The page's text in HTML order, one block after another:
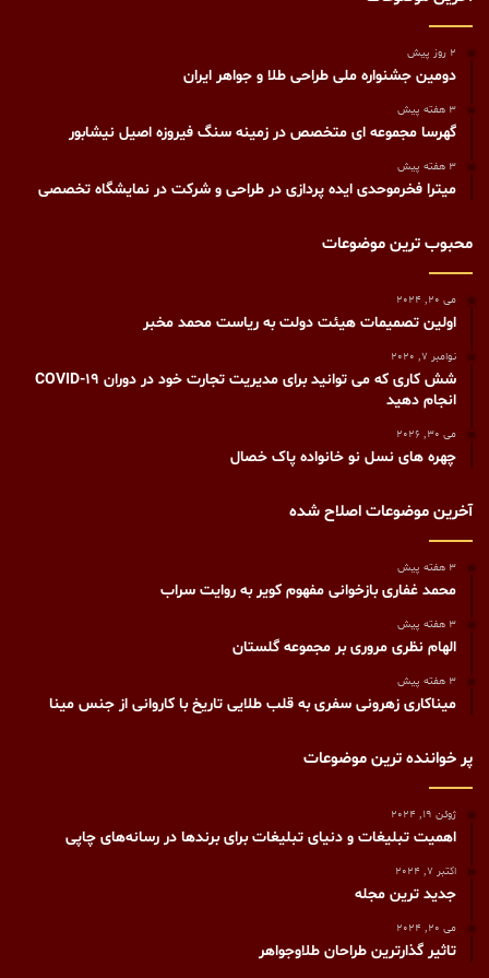
2 روز پیش
دومین جشنواره ملی طراحی طلا و جواهر ایران
3 هفته پیش
گهرسا مجموعه ای متخصص در زمینه سنگ فیروزه اصیل نیشابور
3 هفته پیش
میترا فخرموحدی ایده پردازی در طراحی و شرکت در نمایشگاه تخصصی
محبوب ترین موضوعات
می 20, 2024
اولین تصمیمات هیئت دولت به ریاست محمد مخبر
نوامبر 7, 2020
شش کاری که می توانید برای مدیریت تجارت خود در دوران COVID-19
انجام دهید
می 30, 2026
چهره های نسل نو خانواده پاک خصال
آخرین موضوعات اصلاح شده
3 هفته پیش
محمد غفاری بازخوانی مفهوم کویر به روایت سراب
3 هفته پیش
الهام نظری مروری بر مجموعه گلستان
3 هفته پیش
میناکاری زهرونی سفری به قلب طلایی تاریخ با کاروانی از جنس مینا
پر خواننده ترین موضوعات
ژوئن 19, 2024
اهمیت تبلیغات و دنیای تبلیغات برای برندها در رسانه‌های چاپی
اکتبر 7, 2024
جدید ترین مجله
می 20, 2024
تاثیر گذارترین طراحان طلاوجواهر